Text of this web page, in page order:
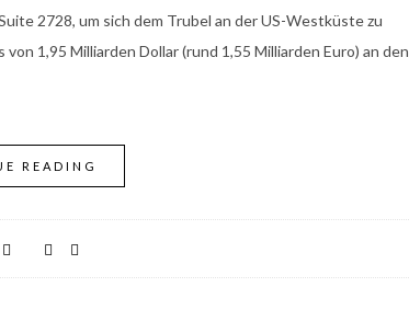
2728, um sich dem Trubel an der US-Westküste zu
1,95 Milliarden Dollar (rund 1,55 Milliarden Euro) an den
READING